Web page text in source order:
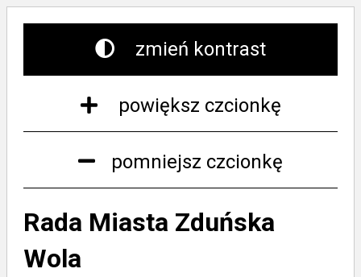
zmień kontrast
powiększ czcionkę
pomniejsz czcionkę
Rada Miasta Zduńska
Wola